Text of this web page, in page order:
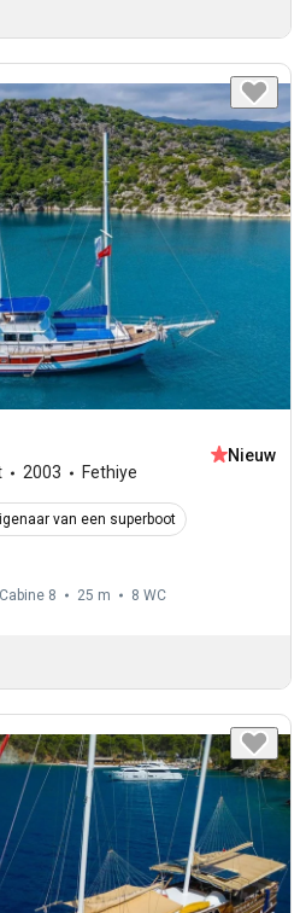
2003 Fethiye
Nieuw
van een superboot
Cabine 8 25 m 8 WC